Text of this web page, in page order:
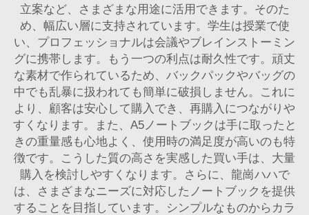
立案など、さまざまな用途に活用できます。そのた
め、幅広い層に支持されています。学生は授業で使
い、プロフェッショナルは会議やブレインストーミン
グに携帯します。もう一つの利点は耐久性です。頑丈
な素材で作られているため、バックパックやバッグの
中でも乱暴に扱われても簡単に破損しません。これに
より、顧客は安心して購入でき、再購入につながりや
すくなります。また、A5ノートブックは手に取ったと
きの重量感も心地よく、使用時の満足度が高いのも特
徴です。こうした質の高さを実感した買い手は、大量
購入を検討しやすくなります。さらに、龍崗ハハで
は、さまざまなニーズに対応したノートブックを提供
することを目指しています。シンプルなものからカラ